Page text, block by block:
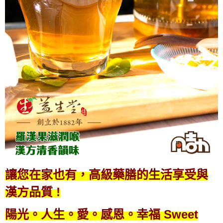
讓您在家也有，高級藥膳的生活享受與
漢方品質 !
陽光。人生。愛。感恩。幸福 Sweet